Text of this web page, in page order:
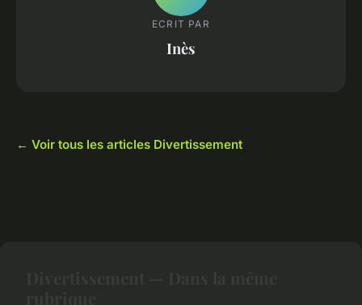
ECRIT PAR
Inès
← Voir tous les articles Divertissement